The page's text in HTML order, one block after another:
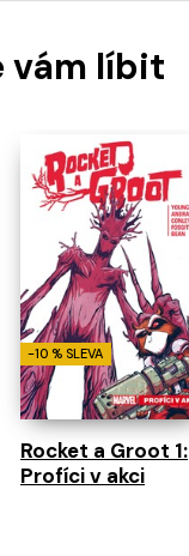
vám líbit
-10 % SLEVA
Rocket a Groot 1:
Profíci v akci